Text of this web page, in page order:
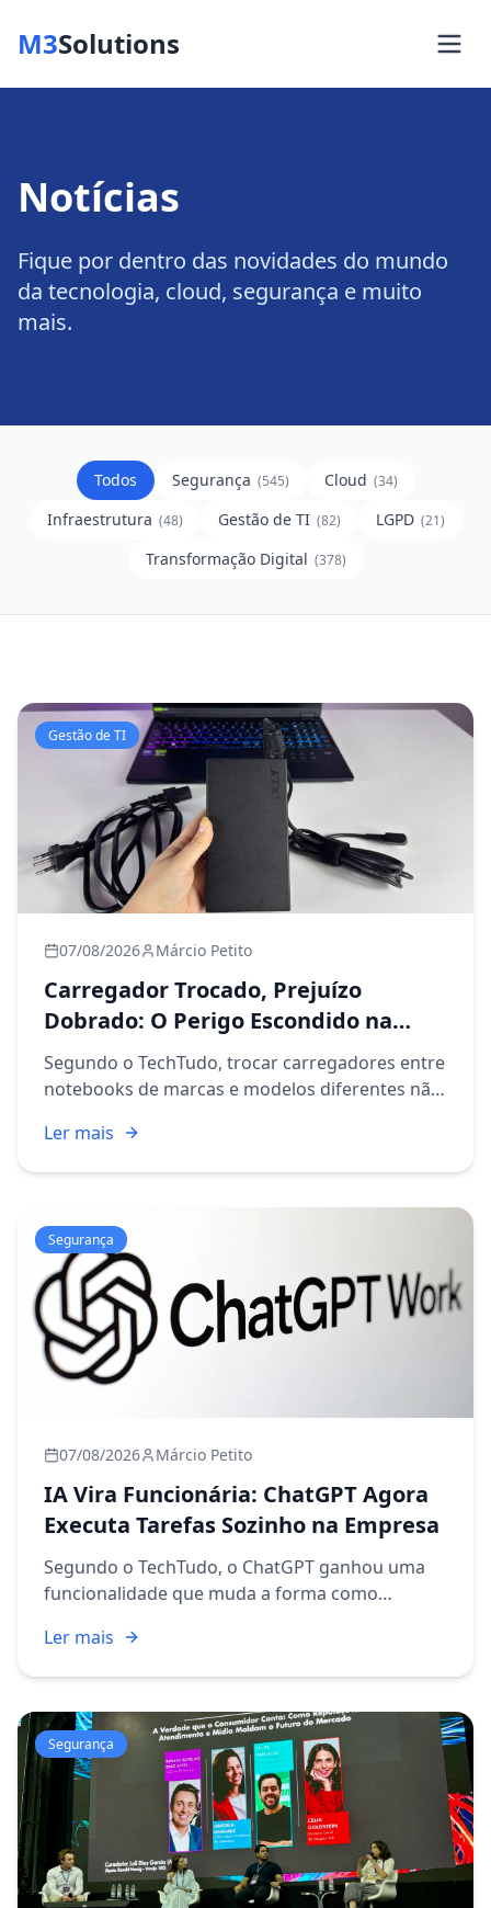
M3Solutions
Notícias
Fique por dentro das novidades do mundo
da tecnologia, cloud, segurança e muito
mais.
Todos Segurança (545) Cloud (34)
Infraestrutura (48) Gestão de TI (82) LGPD (21)
Transformação Digital (378)
Gestão de TI
07/08/2026 Márcio Petito
Carregador Trocado, Prejuízo
Dobrado: O Perigo Escondido na
Gaveta de TI
Segundo o TechTudo, trocar carregadores entre
notebooks de marcas e modelos diferentes não
primeira vista. A matéria alerta que voltagem,
amperagem e potência...
Ler mais
Segurança
07/08/2026 Márcio Petito
IA Vira Funcionária: ChatGPT Agora
Executa Tarefas Sozinho na Empresa
Segundo o TechTudo, o ChatGPT ganhou uma
funcionalidade que muda a forma como
corporativo: os agentes de IA. Em vez de
simplesmente responder perguntas ou gerar
Ler mais
Segurança